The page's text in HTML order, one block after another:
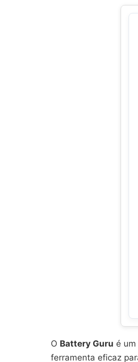
O Battery Guru é
ferramenta eficaz